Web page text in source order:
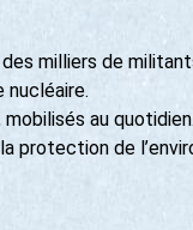
milliers de
nucléaire.
mobilisés au quotidien.
protection de